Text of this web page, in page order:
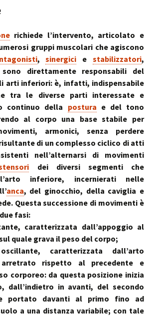
richiede l’intervento, articolato e
gruppi muscolari che agiscono
,sinergici estabilizzatori,
direttamente responsabili del
arti inferiori: è, infatti, indispensabile
tra le diverse parti interessate e
continuo della postura e del tono
al corpo una base stabile per
armonici, senza perdere
di un complesso ciclico di atti
nell’alternarsi di movimenti
dei diversi segmenti che
inferiore, incernierati nelle
anca, del ginocchio, della caviglia e
Questa successione di movimenti è
fasi:
caratterizzata dall’appoggio al
quale grava il peso del corpo;
caratterizzata dall’arto
rispetto al precedente e
corporeo: da questa posizione inizia
dall’indietro in avanti, del secondo
portato davanti al primo fino ad
a una distanza variabile; con tale